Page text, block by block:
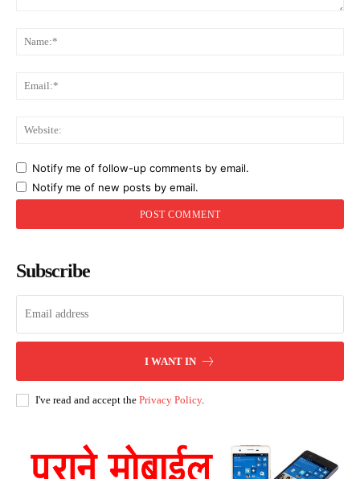
Notify me of follow-up comments by email.
Notify me of new posts by email.
Subscribe
I WANT IN
I've read and accept the Privacy Policy.